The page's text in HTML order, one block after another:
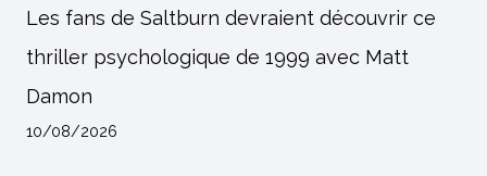
Les fans de Saltburn devraient découvrir ce
thriller psychologique de 1999 avec Matt
Damon
10/08/2026